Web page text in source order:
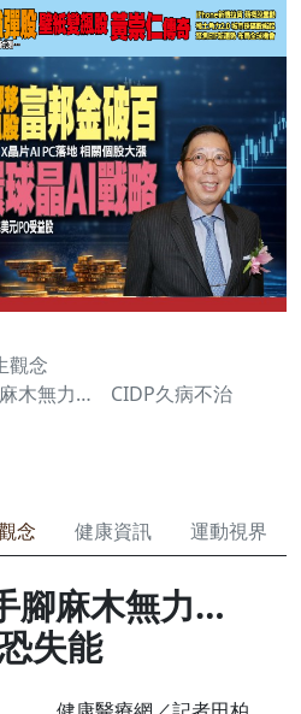
觀念
木無力… CIDP久病不治
念 健康資訊 運動視界
腳麻木無力…
失能